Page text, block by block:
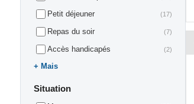
Petit déjeuner (17)
Repas du soir (7)
Accès handicapés (2)
Mais
Situation